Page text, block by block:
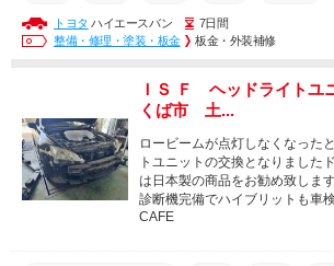
トヨタ ハイエースバン
7日間
整備・修理・塗装・板金
板金・外装補修
ＩＳ Ｆ ヘッドライト
くば市 土...
ロービームが点灯しなくなった
トユニットの交換となりました
は日本製の商品をお勧め致しま
診断機完備でハイブリットも車
CAFE